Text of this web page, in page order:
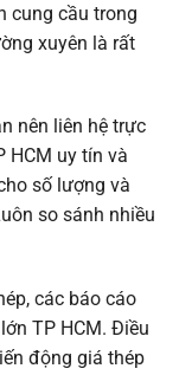
cung cầu trong
xuyên là rất
nên liên hệ trực
HCM uy tín và
số lượng và
so sánh nhiều
các báo cáo
TP HCM. Điều
động giá thép